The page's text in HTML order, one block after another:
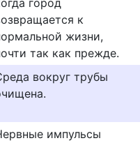
город
к
жизни,
так как прежде.
вокруг трубы
импульсы